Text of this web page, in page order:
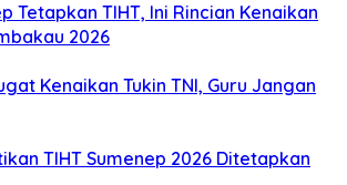
Tetapkan TIHT, Ini Rincian Kenaikan
2026
Kenaikan Tukin TNI, Guru Jangan
TIHT Sumenep 2026 Ditetapkan